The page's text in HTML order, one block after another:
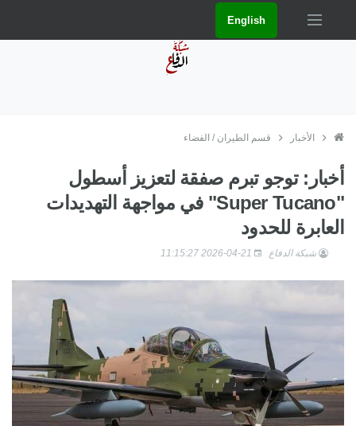
English
الأخبار قسم الطيران / الفضاء
أخبار: توجو تبرم صفقة لتعزيز أسطول
"Super Tucano" في مواجهة التهديدات
العابرة للحدود
شبكة الدفاع